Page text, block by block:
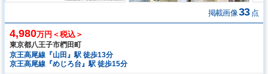
掲載画像33 点
4,980万円＜税込＞
東京都八王子市椚田町
京王高尾線『山田』駅 徒歩13分
京王高尾線『めじろ台』駅 徒歩15分